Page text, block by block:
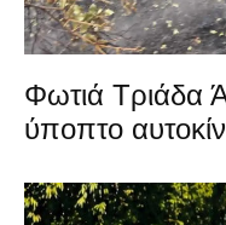
Φωτιά Τριάδα
ύποπτο